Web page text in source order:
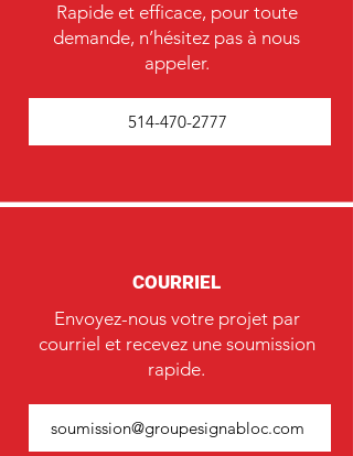
Rapide et efficace, pour toute
demande, n’hésitez pas à nous
appeler.
514-470-2777
COURRIEL
Envoyez-nous votre projet par
courriel et recevez une soumission
rapide.
soumission@groupesignabloc.com